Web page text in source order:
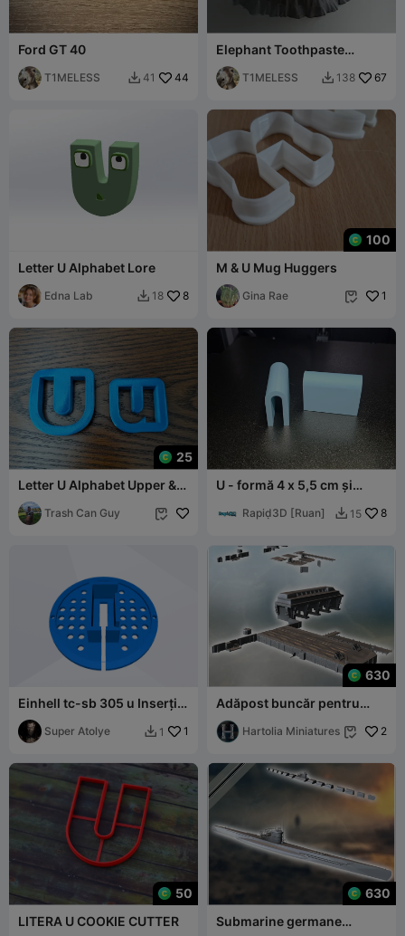
Ford GT 40
T1MELESS  41 44
Elephant Toothpaste
Volcano
T1MELESS  138 67
Letter U Alphabet Lore
Edna Lab  18 8
100
M & U Mug Huggers
Gina Rae  1
25
Letter U Alphabet Upper &
Lower Case Cookie Cutter
Trash Can Guy 
U - formă 4 x 5,5 cm și
Rapiḍ3D [Ruan]  15 8
Einhell tc-sb 305 u Inserție
masă
Super Atolye  1 1
630
Adăpost buncăr pentru
submarinele U-boat și chei
cu par de cărămidă
Hartolia Miniatures  2
50
LITERA U COOKIE CUTTER
630
Submarine germane